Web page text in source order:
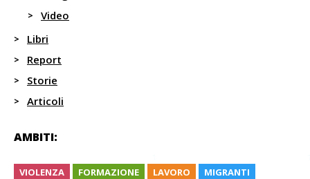
Video
Libri
Report
Storie
Articoli
AMBITI:
VIOLENZA FORMAZIONE LAVORO
MIGRANTI